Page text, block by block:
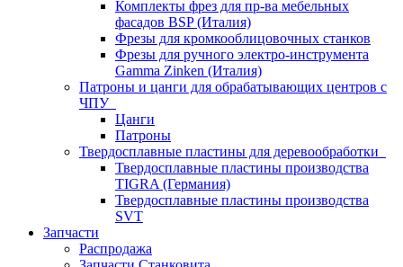
Комплекты фрез для пр-ва мебельных
фасадов BSP (Италия)
Фрезы для кромкооблицовочных станков
Фрезы для ручного электро-инструмента
Gamma Zinken (Италия)
Патроны и цанги для обрабатывающих центров с
ЧПУ
Цанги
Патроны
Твердосплавные пластины для деревообработки
Твердосплавные пластины производства
TIGRA (Германия)
Твердосплавные пластины производства
SVT
Запчасти
Распродажа